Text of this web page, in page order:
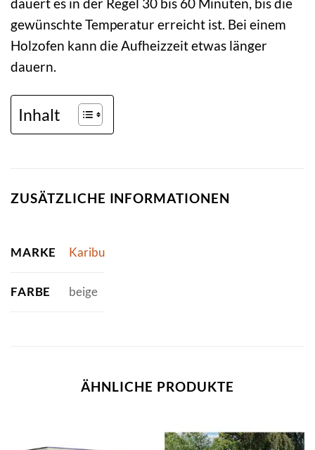
dauert es in der Regel 30 bis 60 Minuten, bis die
gewünschte Temperatur erreicht ist. Bei einem
Holzofen kann die Aufheizzeit etwas länger
dauern.
Inhalt
ZUSÄTZLICHE INFORMATIONEN
MARKE Karibu
FARBE beige
ÄHNLICHE PRODUKTE